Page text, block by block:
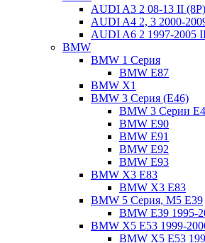
AUDI A3 2 08-13 II
AUDI A4 2, 3 2000-
AUDI A6 2 1997-2005
BMW
BMW 1 Серия
BMW E87
BMW X1
BMW 3 Серия (E46)
BMW 3 Серии
BMW E90
BMW E91
BMW E92
BMW E93
BMW X3 E83
BMW X3 E83
BMW 5 Серия, M5 E39
BMW E39 1995-
BMW X5 E53 1999-
BMW X5 E53